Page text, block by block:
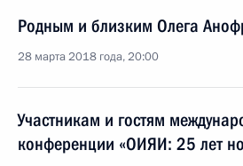
Родным и близким Олега
28 марта 2018 года, 20:00
Участникам и гостям
конференции «ОИЯИ: 25 лет